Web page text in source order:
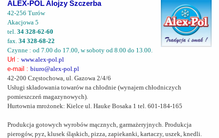
ALEX-POL Alojzy Szczerba
42-256 Turów
Akacjowa 5
tel. 34 328-62-60
fax. 34 328-68-22
Czynne : od 7.00 do 17.00, w soboty od 8.00 do 13.00.
Url : www.alex-pol.pl
e-mail : biuro@alex-pol.pl
42-200 Częstochowa, ul. Gazowa 2/4/6
Usługi składowania towarów na chłodnie (wynajem chłodniczych
pomieszczeń magazynowych).
Hurtownia mrożonek: Kielce ul. Hauke Bosaka 1 tel. 601-184-165
Produkcja gotowych wyrobów mącznych, garmażeryjnych. Produkcja
pierogów, pyz, klusek śląskich, pizza, zapiekanki, kartaczy, uszek, knedli.